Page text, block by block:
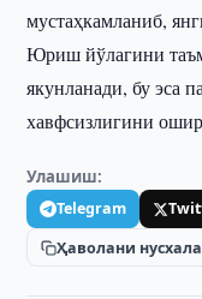
мустаҳкамланиб,
Юриш йўлагини
якунланади, бу эса
хавфсизлигини
Улашиш:
Telegram
Ҳаволани